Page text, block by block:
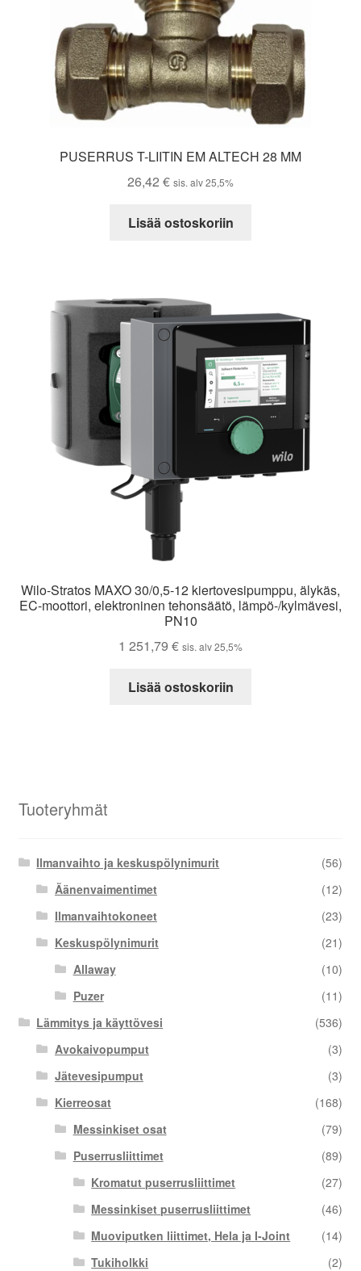
PUSERRUS T-LIITIN EM ALTECH 28 MM
26,42 € sis. alv 25,5%
Lisää ostoskoriin
Wilo-Stratos MAXO 30/0,5-12 kiertovesipumppu, älykäs,
EC-moottori, elektroninen tehonsäätö, lämpö-/kylmävesi,
PN10
1 251,79 € sis. alv 25,5%
Lisää ostoskoriin
Tuoteryhmät
Ilmanvaihto ja keskuspölynimurit
(56)
Äänenvaimentimet
(12)
Ilmanvaihtokoneet
(23)
Keskuspölynimurit
(21)
Allaway
(10)
Puzer
(11)
Lämmitys ja käyttövesi
(536)
Avokaivopumput
(3)
Jätevesipumput
(3)
Kierreosat
(168)
Messinkiset osat
(79)
Puserrusliittimet
(89)
Kromatut puserrusliittimet
(27)
Messinkiset puserrusliittimet
(46)
Muoviputken liittimet, Hela ja I-Joint
(14)
Tukiholkki
(2)